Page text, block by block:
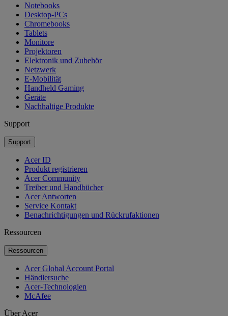
Notebooks
Desktop-PCs
Chromebooks
Tablets
Monitore
Projektoren
Elektronik und Zubehör
Netzwerk
E-Mobilität
Handheld Gaming
Geräte
Nachhaltige Produkte
Support
Support
Acer ID
Produkt registrieren
Acer Community
Treiber und Handbücher
Acer Antworten
Service Kontakt
Benachrichtigungen und Rückrufaktionen
Ressourcen
Ressourcen
Acer Global Account Portal
Händlersuche
Acer-Technologien
McAfee
Über Acer